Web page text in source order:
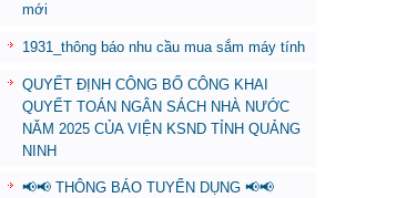
mới
1931_thông báo nhu cầu mua sắm máy tính
QUYẾT ĐỊNH CÔNG BỐ CÔNG KHAI
QUYẾT TOÁN NGÂN SÁCH NHÀ NƯỚC
NĂM 2025 CỦA VIỆN KSND TỈNH QUẢNG
NINH
📢📢 THÔNG BÁO TUYỂN DỤNG 📢📢